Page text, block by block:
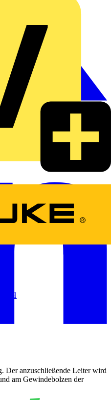
Der anzuschließende Leiter wird
am Gewindebolzen der